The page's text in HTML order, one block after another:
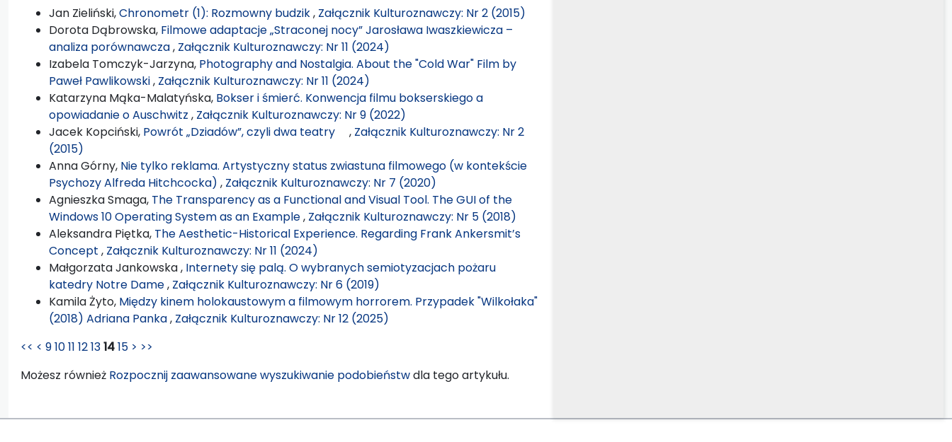
Jan Zieliński,Chronometr (1): Rozmowny budzik, Załącznik Kulturoznawczy: Nr 2 (2015)
Dorota Dąbrowska, Filmowe adaptacje „Straconej nocy” Jarosława Iwaszkiewicza –
analiza porównawcza, Załącznik Kulturoznawczy: Nr 11 (2024)
Izabela Tomczyk-Jarzyna, Photography and Nostalgia. About the "Cold War" Film by
Paweł Pawlikowski, Załącznik Kulturoznawczy: Nr 11 (2024)
Katarzyna Mąka-Malatyńska, Bokser i śmierć. Konwencja filmu bokserskiego a
opowiadanie o Auschwitz , Załącznik Kulturoznawczy: Nr 9 (2022)
Jacek Kopciński, Powrót „Dziadów”, czyli dwa teatry , Załącznik Kulturoznawczy: Nr 2
(2015)
Anna Górny, Nie tylko reklama. Artystyczny status zwiastuna filmowego (w kontekście
Psychozy Alfreda Hitchcocka) , Załącznik Kulturoznawczy: Nr 7 (2020)
Agnieszka Smaga, The Transparency as a Functional and Visual Tool. The GUI of the
Windows 10 Operating System as an Example, Załącznik Kulturoznawczy: Nr 5 (2018)
Aleksandra Piętka, The Aesthetic-Historical Experience. Regarding Frank Ankersmit’s
Concept , Załącznik Kulturoznawczy: Nr 11 (2024)
Małgorzata Jankowska , Internety się palą. O wybranych semiotyzacjach pożaru
katedry Notre Dame, Załącznik Kulturoznawczy: Nr 6 (2019)
Kamila Żyto, Między kinem holokaustowym a filmowym horrorem. Przypadek "Wilkołaka"
(2018) Adriana Panka, Załącznik Kulturoznawczy: Nr 12 (2025)
<< < 91011 12131415 > >>
Możesz również Rozpocznij zaawansowane wyszukiwanie podobieństwdla tego artykułu.